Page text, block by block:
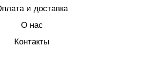
и доставка
О нас
Контакты